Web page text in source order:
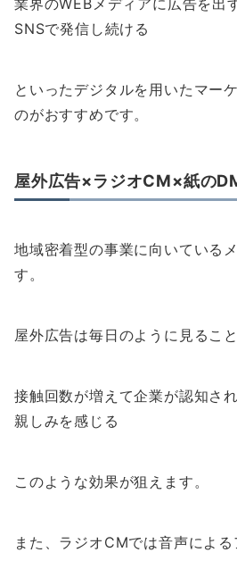
業界のWEBメディアに広告を出
SNSで発信し続ける
といったデジタルを用いたマー
のがおすすめです。
屋外広告×ラジオCM×紙の
地域密着型の事業に向いている
す。
屋外広告は毎日のように見るこ
接触回数が増えて企業が認知さ
親しみを感じる
このような効果が狙えます。
また、ラジオCMでは音声による